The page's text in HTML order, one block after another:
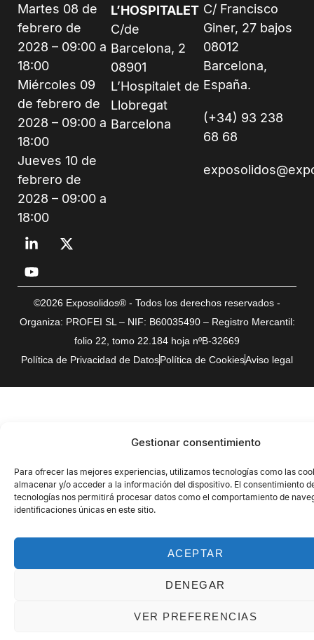
Gestionar consentimiento
Para ofrecer las mejores experiencias, utilizamos tecnologías como las
almacenar y/o acceder a la información del dispositivo. El consentimiento
tecnologías nos permitirá procesar datos como el comportamiento de
identificaciones únicas en este sitio.
ACEPTAR
DENEGAR
VER PREFERENCIAS
Martes 08 de
febrero de
2028 – 09:00 a
18:00
Miércoles 09
de febrero de
2028 – 09:00 a
18:00
Jueves 10 de
febrero de
2028 – 09:00 a
18:00
L’HOSPITALET
C/de
Barcelona, 2
08901
L’Hospitalet de
Llobregat
Barcelona
C/ Francisco
Giner, 27 bajos
08012
Barcelona,
España.
(+34) 93 238
68 68
©2026 Exposolidos® - Todos los derechos reservados -
Organiza: PROFEI SL – NIF: B60035490 – Registro Mercantil:
folio 22, tomo 22.184 hoja nºB-32669
Política de Privacidad de DatosPolítica de CookiesAviso legal